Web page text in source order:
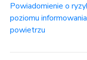
Powiadomienie o
poziomu
powietrzu